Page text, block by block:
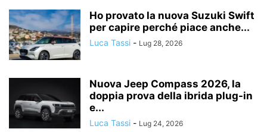
Ho provato la nuova Suzuki Swift
per capire perché piace anche...
Luca Tassi - Lug 28, 2026
Nuova Jeep Compass 2026, la
doppia prova della ibrida plug-in
e...
Luca Tassi - Lug 24, 2026